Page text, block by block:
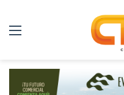
Menú